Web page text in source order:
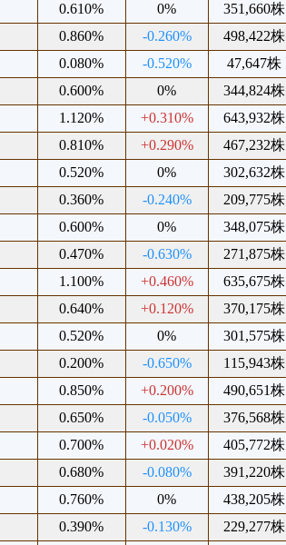
0.610% 0% 351,660株
0.860% -0.260% 498,422株
0.080% -0.520% 47,647株
0.600% 0% 344,824株
1.120% +0.310% 643,932株
0.810% +0.290% 467,232株
0.520% 0% 302,632株
0.360% -0.240% 209,775株
0.600% 0% 348,075株
0.470% -0.630% 271,875株
1.100% +0.460% 635,675株
0.640% +0.120% 370,175株
0.520% 0% 301,575株
0.200% -0.650% 115,943株
0.850% +0.200% 490,651株
0.650% -0.050% 376,568株
0.700% +0.020% 405,772株
0.680% -0.080% 391,220株
0.760% 0% 438,205株
0.390% -0.130% 229,277株